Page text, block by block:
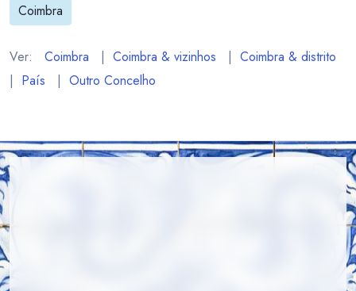
Coimbra
Ver: Coimbra | Coimbra & vizinhos | Coimbra & distrito
| País | Outro Concelho